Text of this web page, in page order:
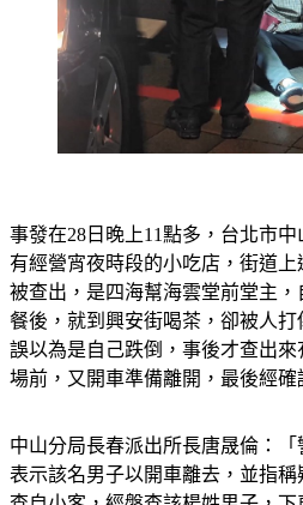
事發在28日晚上11點多，台北市
有經營宵夜時段的小吃店，街道
被查出，是四海幫海雲堂前堂主
餐後，就到興安街喝茶，卻被人
誤以為是自己跌倒，事後才查出來
場前，又開車準備離開，最後經確
中山分局長春派出所長唐晟倫：
表示該名男子以開車離去，並指